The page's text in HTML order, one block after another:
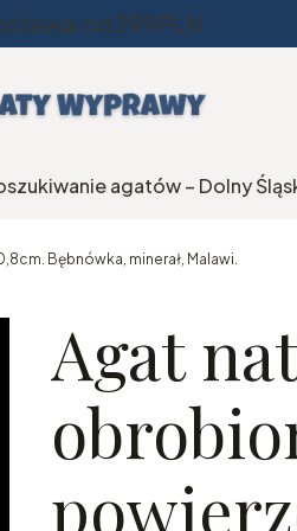
od 299PLN
agatów – Dolny
Bębnówka, minerał, Malawi.
Agat